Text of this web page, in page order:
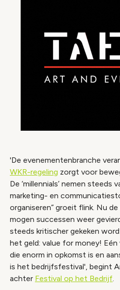
'De evenementenbranche
WKR-regeling zorgt voor
De ‘millennials’ nemen steeds
marketing- en
organiseren” groeit flink. Nu
mogen successen weer
steeds kritischer gekeken
het geld: value for money!
die enorm in opkomst is en
is het bedrijfsfestival', begint
achter Festival op het Bedrijf.